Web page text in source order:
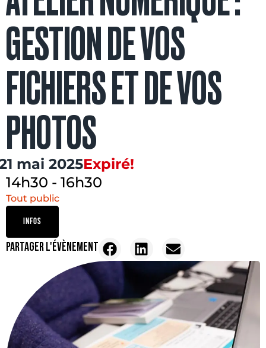
GESTION DE VOS
FICHIERS ET DE VOS
PHOTOS
mai 2025Expiré!
14h30 - 16h30
Tout public
INFOS
PARTAGER L'ÉVÈNEMENT